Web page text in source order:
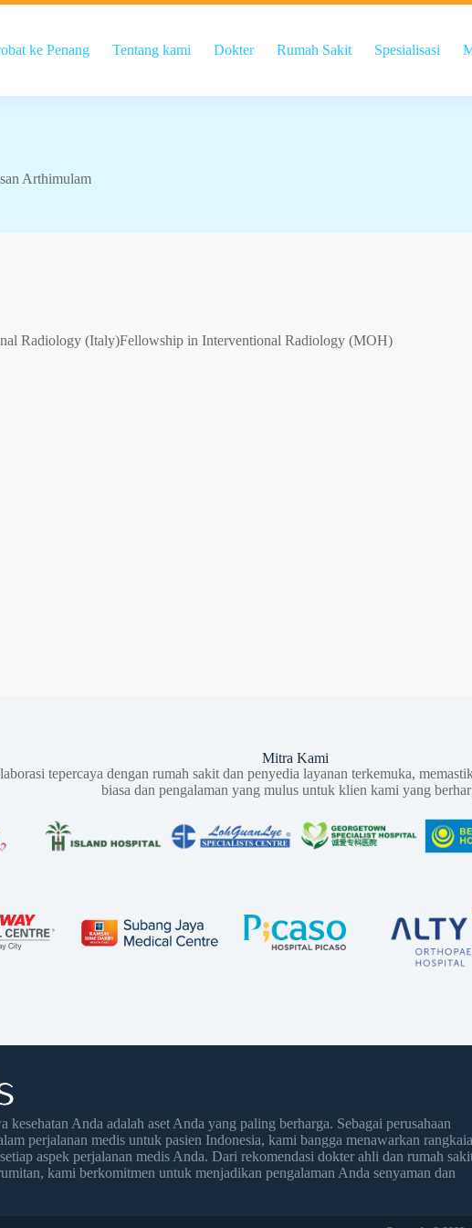
ke Penang Tentang kami Dokter Rumah Sakit Spesialisasi
Arthimulam
Radiology (Italy)Fellowship in Interventional Radiology (MOH)
Mitra Kami
tepercaya dengan rumah sakit dan penyedia layanan terkemuka,
biasa dan pengalaman yang mulus untuk klien kami yang
Anda adalah aset Anda yang paling berharga. Sebagai perusahaan
perjalanan medis untuk pasien Indonesia, kami bangga menawarkan
aspek perjalanan medis Anda. Dari rekomendasi dokter ahli dan rumah
kami berkomitmen untuk menjadikan pengalaman Anda senyaman dan